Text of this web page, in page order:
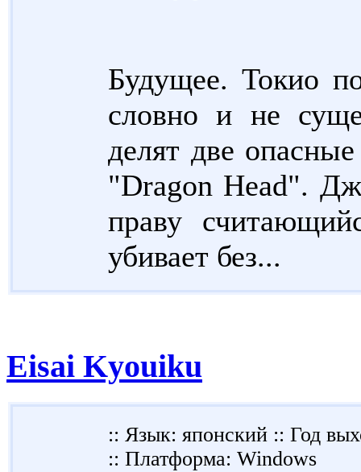
Будущее. Токио
словно и не
делят две
"Dragon Head".
праву
убивает без...
Eisai Kyouiku
:: Язык: японский :: Год
:: Платформа: Windows